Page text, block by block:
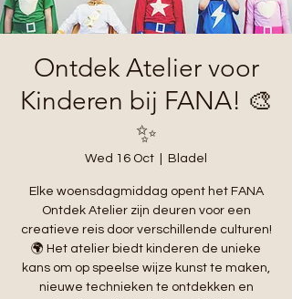
Ontdek Atelier voor
Kinderen bij FANA! 🎨
✨
Wed 16 Oct Bladel
Elke woensdagmiddag opent het FANA
Ontdek Atelier zijn deuren voor een
creatieve reis door verschillende culturen!
🌍 Het atelier biedt kinderen de unieke
kans om op speelse wijze kunst te maken,
nieuwe technieken te ontdekken en